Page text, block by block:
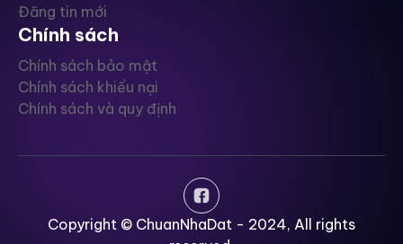
Đăng tin mới
Chính sách
Chính sách bảo mật
Chính sách khiếu nại
Chính sách và quy định
Copyright © ChuanNhaDat - 2024, All rights